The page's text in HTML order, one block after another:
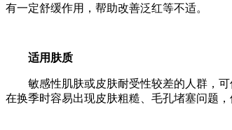
有一定舒缓作用，帮助改善泛红等不适。
适用肤质
敏感性肌肤或皮肤耐受性较差的人群，可
在换季时容易出现皮肤粗糙、毛孔堵塞问题